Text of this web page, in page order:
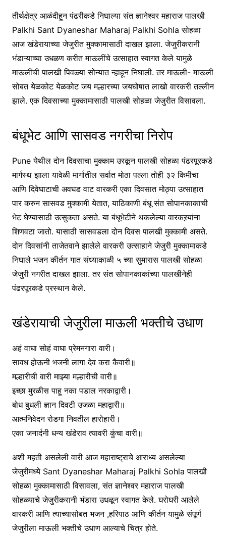
तीर्थक्षेत्र आळंदीहून पंढरीकडे निघाल्या संत ज्ञानेश्वर महाराज पालखी
Palkhi Sant Dyaneshar Maharaj Palkhi Sohla सोहळा
आज खंडेरायाच्या जेजुरीत मुक्कामासाठी दाखल झाला. जेजुरीकरानी
भंडाऱ्याच्या उधळण करीत माऊलींचे उत्साहात स्वागत केले यामुळे
माऊलींची पालखी पिवळ्या सोन्यात न्हाहून निघाली. तर माऊली- माऊली
सोबत येळकोट येळकोट जय मल्हारच्या जयघोषात लाखो वारकरी तल्लीन
झाले. एक दिवसाच्या मुक्कामासाठी पालखी सोहळा जेजुरीत विसावला.
बंधूभेट आणि सासवड नगरीचा निरोप
Pune येथील दोन दिवसाचा मुक्काम उरकून पालखी सोहळा पंढरपूरकडे
मार्गस्थ झाला यावेळी मार्गातील सर्वात मोठा पल्ला तोही ३२ किमीचा
आणि दिवेघाटाची अवघड वाट वारकरी एका दिवसात मोठ्या उत्साहात
पार करुन सासवड मुक्कामी येतात, याठिकाणी बंधू संत सोपानकाकाची
भेट घेण्यासाठी उत्सुकता असते. या बंधूभेटीने थकलेल्या वारकऱयांना
शिणवटा जातो. यासाठी सासवडला दोन दिवस पालखी मुक्कामी असते.
दोन दिवसांनी ताजेतवाने झालेले वारकरी उत्साहाने जेजुरी मुक्कामाकडे
निघाले भजन कीर्तन गात संध्याकाळी ५ च्या सुमारास पालखी सोहळा
जेजुरी नगरीत दाखल झाला. तर संत सोपानकाकांच्या पालखीनेही
पंढरपूरकडे प्रस्थान केले.
खंडेरायाची जेजुरीला माऊली भक्तीचे उधाण
अहं वाघा सोहं वाघा प्रेमनगारा वारी।
सावध होऊनी भजनी लागा देव करा कैवारी॥
मल्हारीची वारी माझ्या मल्हारीची वारी॥
इच्छा मुरळीस पाहू नका पडाल नरकाद्वारी।
बोध बुधली ज्ञान दिवटी उजळा महाद्वारी॥
आत्मनिवेदन रोडगा निवतील हारोहारी।
एका जनार्दनी धन्य खंडेराव त्यावरी कुंचा वारी॥
अशी महती असलेली वारी आज महाराष्ट्राचे आराध्य असलेल्या
जेजुरीमध्ये Sant Dyaneshar Maharaj Palkhi Sohla पालखी
सोहळा मुक्कामासाठी विसावला, संत ज्ञानेश्वर महाराज पालखी
सोहळ्याचे जेजुरीकरानी भंडारा उधळून स्वागत केले. घरोघरी आलेले
वारकरी आणि त्याच्यासोबत भजन ,हरिपाठ आणि कीर्तन यामुळे संपूर्ण
जेजुरीला माऊली भक्तीचे उधाण आल्याचे चित्र होते.